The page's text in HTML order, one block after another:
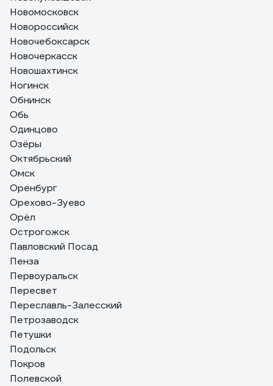
Новомосковск
Новороссийск
Новочебоксарск
Новочеркасск
Новошахтинск
Ногинск
Обнинск
Обь
Одинцово
Озёры
Октябрьский
Омск
Оренбург
Орехово-Зуево
Орёл
Острогожск
Павловский Посад
Пенза
Первоуральск
Пересвет
Переславль-Залесский
Петрозаводск
Петушки
Подольск
Покров
Полевской